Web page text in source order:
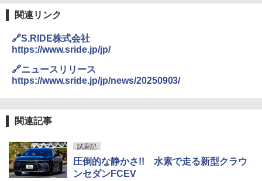
関連リンク
🔗S.RIDE株式会社
https://www.sride.jp/jp/
🔗ニュースリリース
https://www.sride.jp/jp/news/20250903/
関連記事
試乗記
圧倒的な静かさ!! 水素で走る新型クラウ
ンセダンFCEV